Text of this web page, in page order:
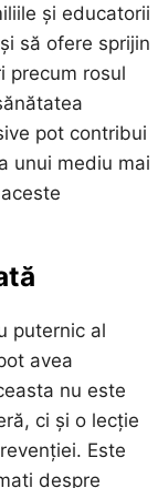
și educatorii
să ofere sprijin
precum rosul
pot contribui
unui mediu mai
puternic al
avea
nu este
ci și o lecție
Este
despre